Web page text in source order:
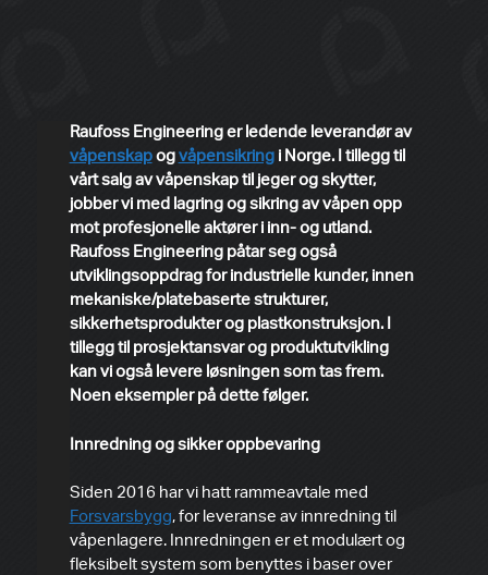
Raufoss Engineering er ledende leverandør av
våpenskapog våpensikringi Norge. I tillegg til
vårt salg av våpenskap til jeger og skytter,
jobber vi med lagring og sikring av våpen opp
mot profesjonelle aktører i inn- og utland.
Raufoss Engineering påtar seg også
utviklingsoppdrag for industrielle kunder, innen
mekaniske/platebaserte strukturer,
sikkerhetsprodukter og plastkonstruksjon. I
tillegg til prosjektansvar og produktutvikling
kan vi også levere løsningen som tas frem.
Noen eksempler på dette følger.
Innredning og sikker oppbevaring
Siden 2016 har vi hatt rammeavtale med
Forsvarsbygg, for leveranse av innredning til
våpenlagere. Innredningen er et modulært og
fleksibelt system som benyttes i baser over